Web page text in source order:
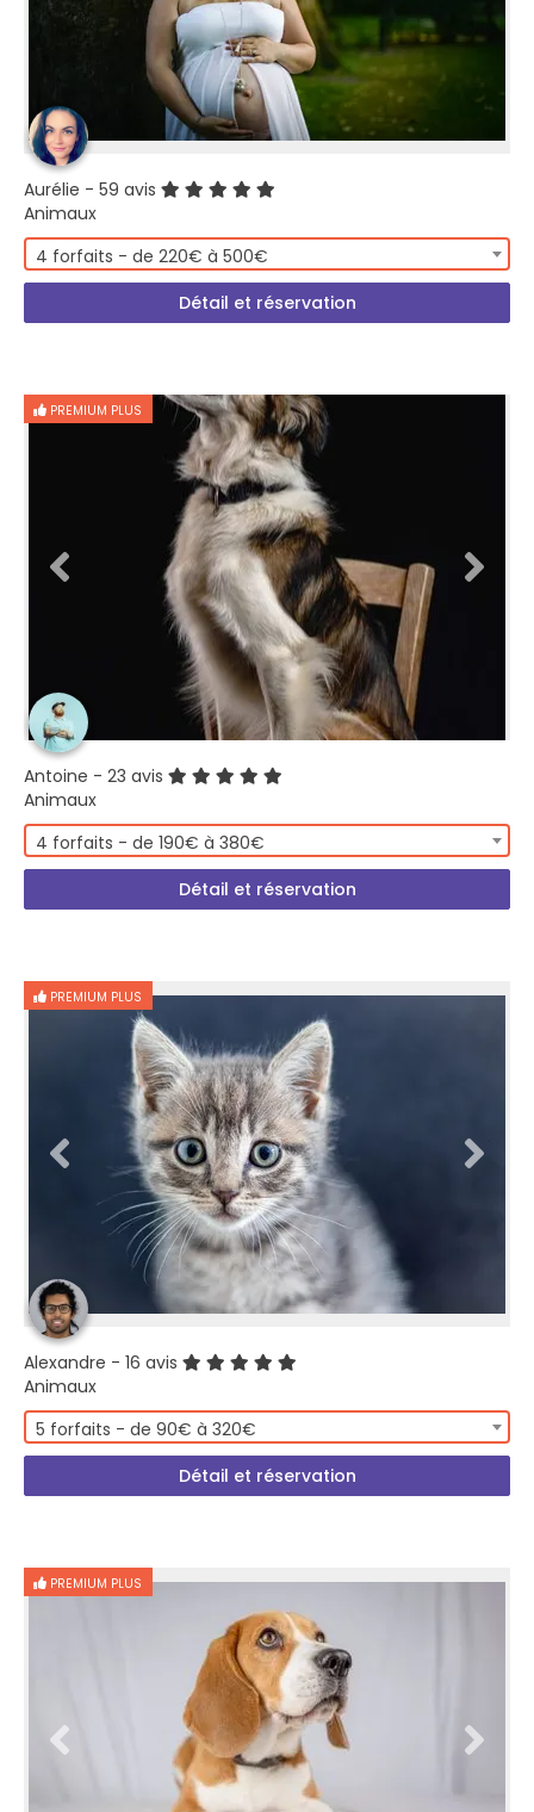
Aurélie - 59 avis
Animaux
4 forfaits - de 220€ à 500€
Détail et réservation
PREMIUM PLUS
Antoine - 23 avis
Animaux
4 forfaits - de 190€ à 380€
Détail et réservation
PREMIUM PLUS
Alexandre - 16 avis
Animaux
5 forfaits - de 90€ à 320€
Détail et réservation
PREMIUM PLUS